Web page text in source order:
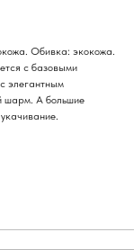
Обивка: экокожа.
с базовыми
элегантным
шарм. А большие